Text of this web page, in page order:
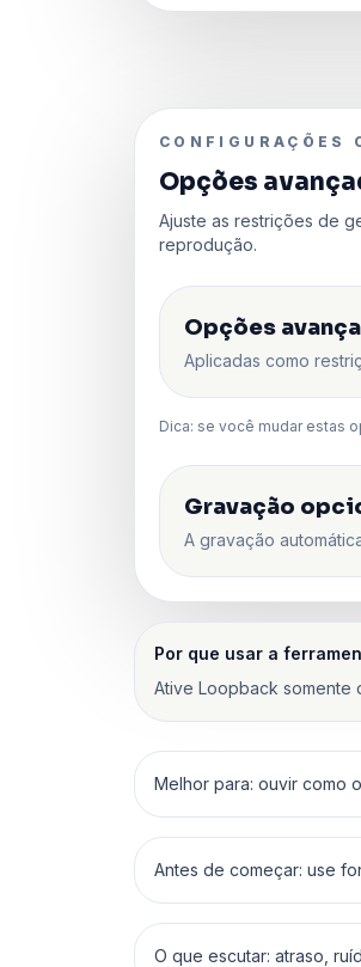
CONFIGURAÇÕES
Opções
Ajuste as restrições de
reprodução.
Opções
Aplicadas como
Dica: se você mudar estas
Gravação
A gravação
Por que usar a
Ative Loopback somente
Melhor para: ouvir como
Antes de começar: use
O que escutar: atraso,